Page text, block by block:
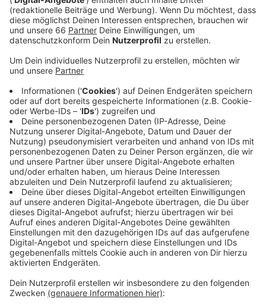
zuletzt am 13. August.
Veröffentlicht: Donnerstag, 30.09.2021 05:51
Anzeige
Danach sorgten besonders Reiserückkehrer dafür,
dass die Zahlen in Düsseldorf stark nach oben gingen.
Das RKI berichtet heute von 72 Neuinfektionen in
Düsseldorf. Bei den Krankenhauszahlen gab es kaum
Bewegung. Aktuell müssen 69 (-3) Menschen nach
ihrer Infektion in einer Klinik behandelt werden; 23 (-1)
davon liegen auf Intensivstationen. Neue Todesfälle
im Zusammenhang mit dem Corona-Virus werden nicht
gemeldet.
Anzeige
Weitere Infos und Links zum Thema:
Anzeige